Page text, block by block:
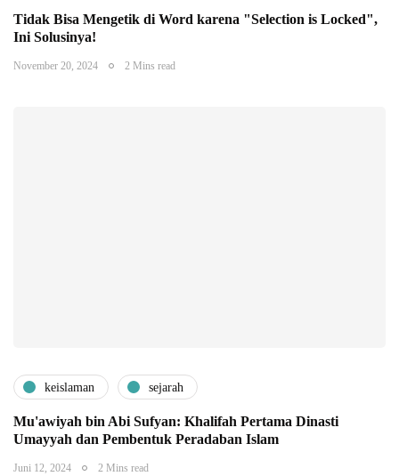
Tidak Bisa Mengetik di Word karena "Selection is Locked",
Ini Solusinya!
November 20, 2024 2 Mins read
keislaman sejarah
Mu'awiyah bin Abi Sufyan: Khalifah Pertama Dinasti
Umayyah dan Pembentuk Peradaban Islam
Juni 12, 2024 2 Mins read